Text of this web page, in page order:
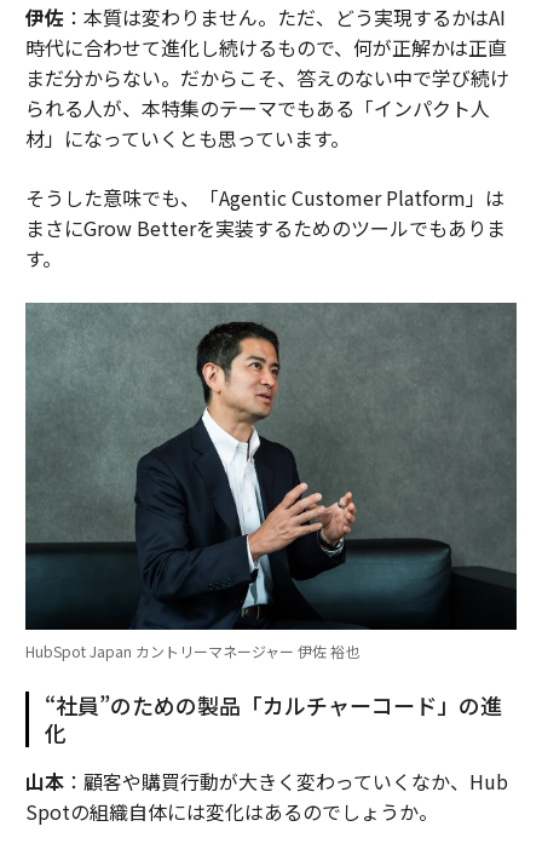
伊佐：本質は変わりません。ただ、どう実現するかはAI
時代に合わせて進化し続けるもので、何が正解かは正直
まだ分からない。だからこそ、答えのない中で学び続け
られる人が、本特集のテーマでもある「インパクト人
材」になっていくとも思っています。
そうした意味でも、「Agentic Customer Platform」は
まさにGrow Betterを実装するためのツールでもありま
す。
HubSpot Japan カントリーマネージャー 伊佐 裕也
“社員”のための製品「カルチャーコード」の進
化
山本：顧客や購買行動が大きく変わっていくなか、Hub
Spotの組織自体には変化はあるのでしょうか。